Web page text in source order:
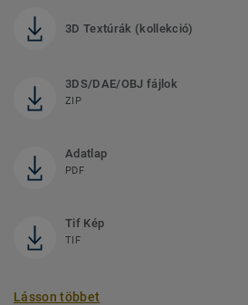
3D Textúrák (kollekció)
3DS/DAE/OBJ fájlok
ZIP
Adatlap
PDF
Tif Kép
TIF
Lásson többet